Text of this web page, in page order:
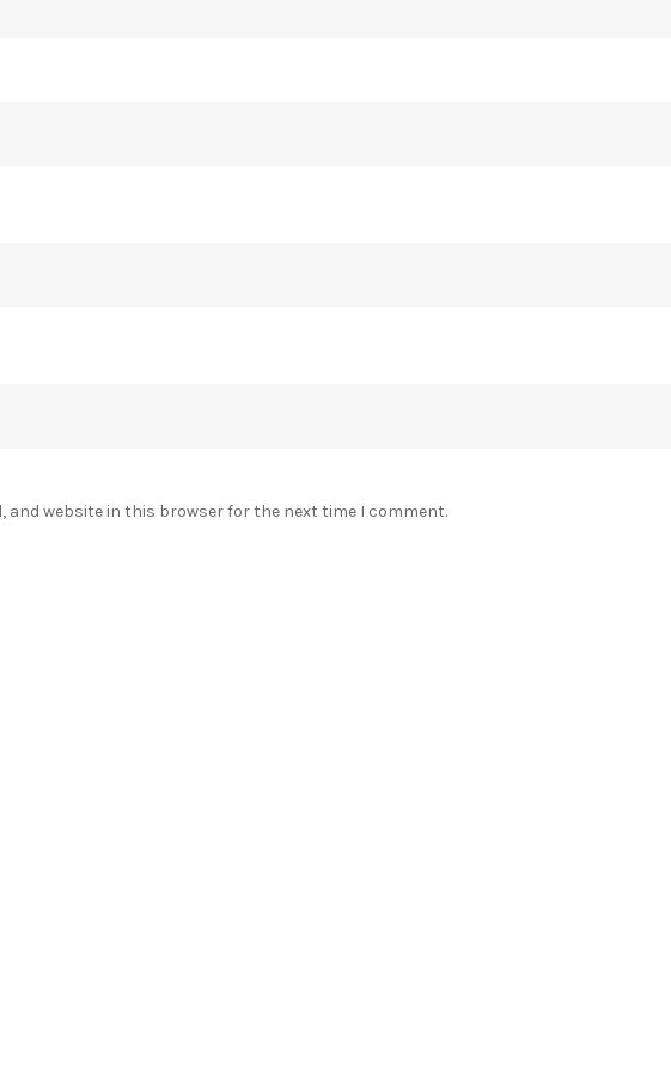
and website in this browser for the next time I comment.